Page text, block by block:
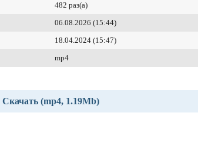
482 раз(а)
06.08.2026 (15:44)
18.04.2024 (15:47)
mp4
Скачать (mp4, 1.19Mb)